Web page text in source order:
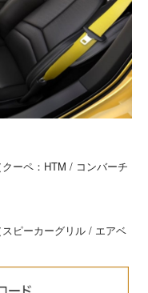
ーペ：HTM / コンバーチ
ピーカーグリル / エアベ